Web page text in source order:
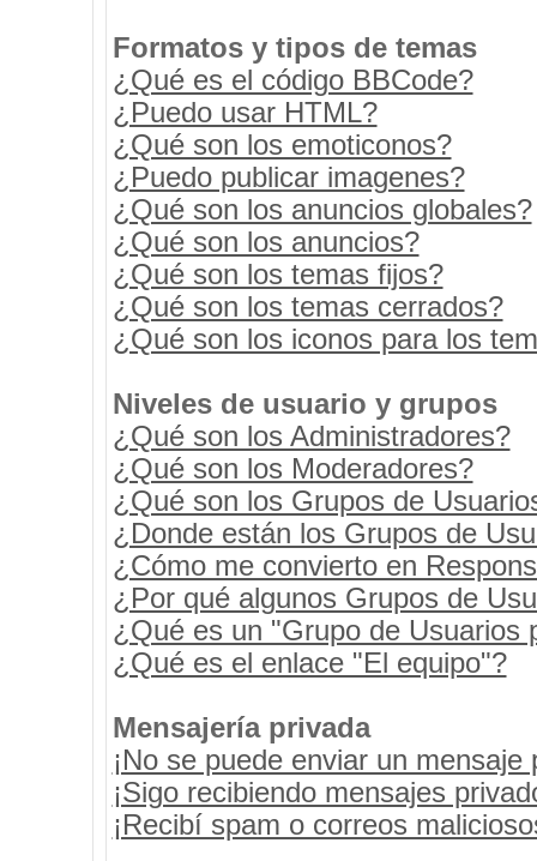
Formatos y tipos de temas
¿Qué es el código BBCode?
¿Puedo usar HTML?
¿Qué son los emoticonos?
¿Puedo publicar imagenes?
¿Qué son los anuncios globales?
¿Qué son los anuncios?
¿Qué son los temas fijos?
¿Qué son los temas cerrados?
¿Qué son los iconos para los
Niveles de usuario y grupos
¿Qué son los Administradores?
¿Qué son los Moderadores?
¿Qué son los Grupos de
¿Donde están los Grupos de
¿Cómo me convierto en
¿Por qué algunos Grupos de
¿Qué es un "Grupo de Usuarios
¿Qué es el enlace "El equipo"?
Mensajería privada
¡No se puede enviar un mensaje
¡Sigo recibiendo mensajes
¡Recibí spam o correos